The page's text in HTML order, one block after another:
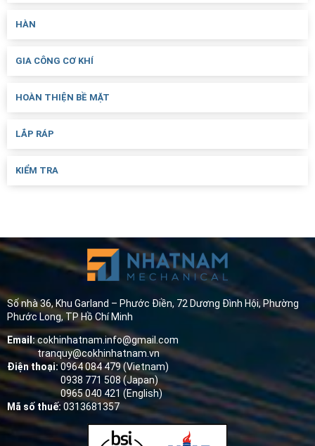
HÀN
GIA CÔNG CƠ KHÍ
HOÀN THIỆN BỀ MẶT
LẮP RÁP
KIỂM TRA
Số nhà 36, Khu Garland – Phước Điền, 72 Dương Đình Hội, Phường
Phước Long, TP Hồ Chí Minh
Email:cokhinhatnam.info@gmail.com
tranquy@cokhinhatnam.vn
Điện thoại:0964 084 479 (Vietnam)
0938 771 508 (Japan)
0965 040 421 (English)
Mã số thuế: 0313681357